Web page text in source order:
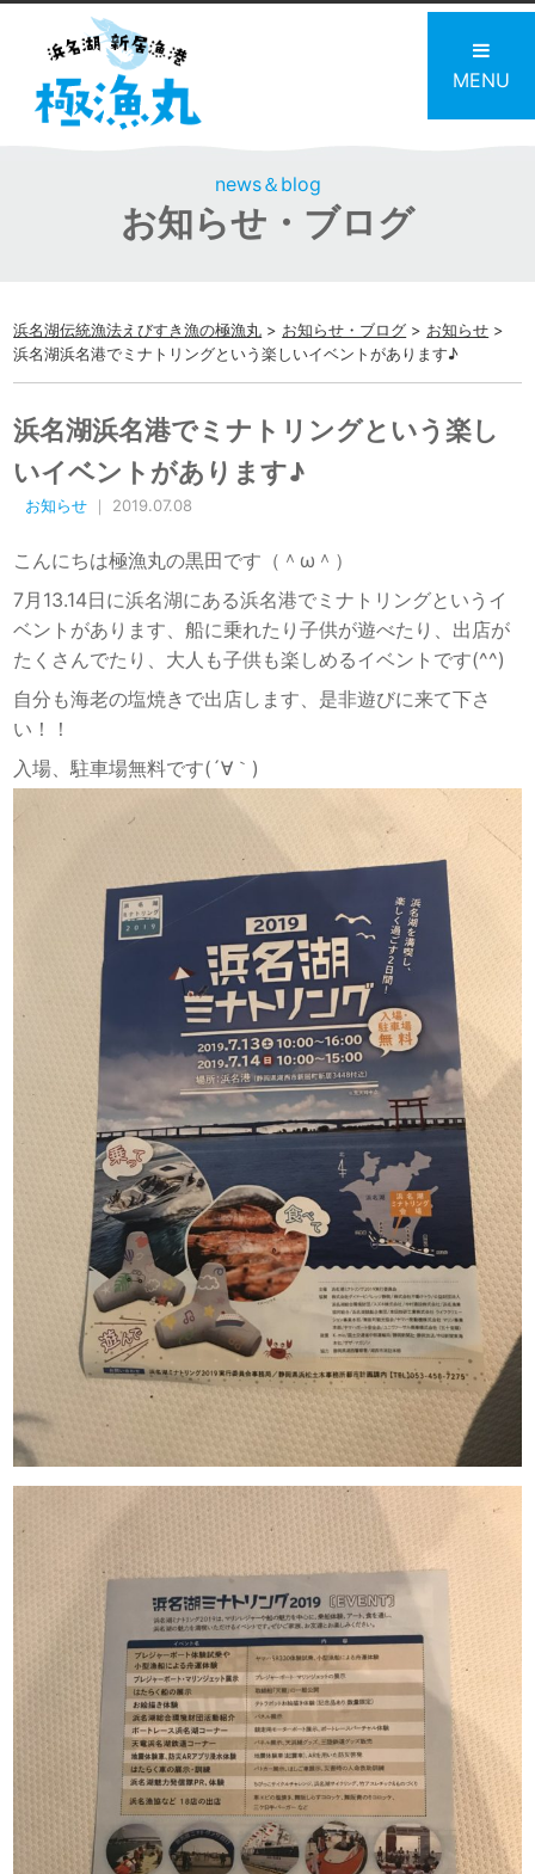
MENU
news＆blog
お知らせ・ブログ
浜名湖伝統漁法えびすき漁の極漁丸 > お知らせ・ブログ > お知らせ >
浜名湖浜名港でミナトリングという楽しいイベントがあります♪
浜名湖浜名港でミナトリングという楽し
いイベントがあります♪
お知らせ ｜ 2019.07.08
こんにちは極漁丸の黒田です（＾ω＾）
7月13.14日に浜名湖にある浜名港でミナトリングというイ
ベントがあります、船に乗れたり子供が遊べたり、出店が
たくさんでたり、大人も子供も楽しめるイベントです(^^)
自分も海老の塩焼きで出店します、是非遊びに来て下さ
い！！
入場、駐車場無料です(´∀｀)